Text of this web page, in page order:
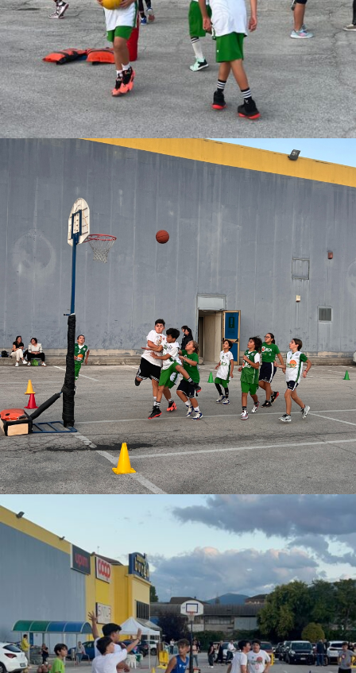
Copyright © 2025 Asd Basket Centro Abruzzo
Via Corfinio, 5 – 67039 SULMONA (AQ)
Cod.Soc.041804 – C.F.92013860660 – Cod. FIP:
041804
Cod. ASI: ABR-AQ0097